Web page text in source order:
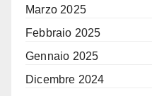
Marzo 2025
Febbraio 2025
Gennaio 2025
Dicembre 2024